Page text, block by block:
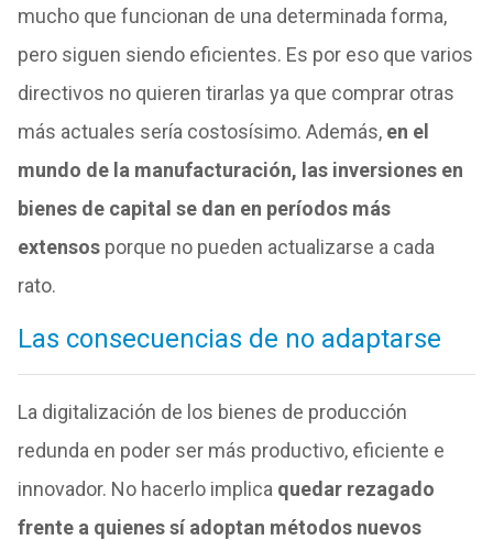
mucho que funcionan de una determinada forma,
pero siguen siendo eficientes. Es por eso que varios
directivos no quieren tirarlas ya que comprar otras
más actuales sería costosísimo. Además, en el
mundo de la manufacturación, las inversiones en
bienes de capital se dan en períodos más
extensosporque no pueden actualizarse a cada
rato.
Las consecuencias de no adaptarse
La digitalización de los bienes de producción
redunda en poder ser más productivo, eficiente e
innovador. No hacerlo implica quedar rezagado
frente a quienes sí adoptan métodos nuevos